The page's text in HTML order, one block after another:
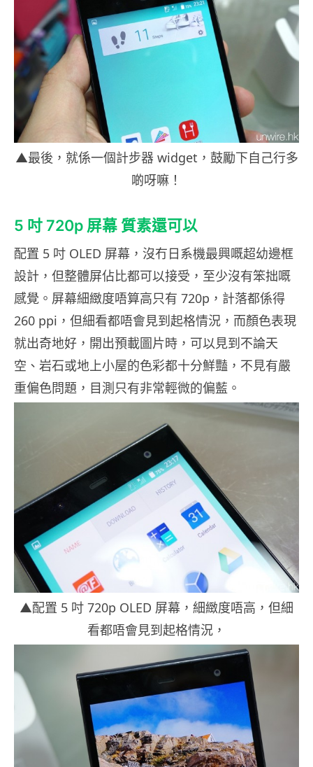
▲最後，就係一個計步器 widget，鼓勵下自己行多
啲呀嘛！
5 吋 720p 屏幕 質素還可以
配置 5 吋 OLED 屏幕，沒冇日系機最興嘅超幼邊框
設計，但整體屏佔比都可以接受，至少沒有笨拙嘅
感覺。屏幕細緻度唔算高只有 720p，計落都係得
260 ppi，但細看都唔會見到起格情況，而顏色表現
就出奇地好，開出預載圖片時，可以見到不論天
空、岩石或地上小屋的色彩都十分鮮豔，不見有嚴
重偏色問題，目測只有非常輕微的偏藍。
▲配置 5 吋 720p OLED 屏幕，細緻度唔高，但細
看都唔會見到起格情況，